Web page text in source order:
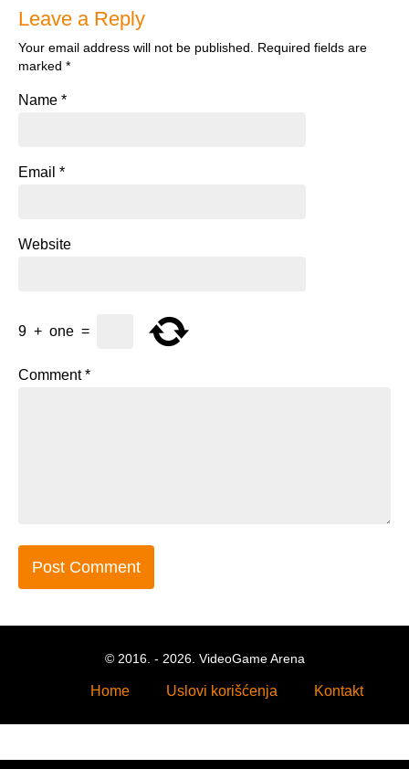
Leave a Reply
Your email address will not be published. Required fields are
marked *
Name *
Email *
Website
9 + one =
Comment*
© 2016. - 2026. VideoGame Arena
Home Uslovi korišćenja Kontakt